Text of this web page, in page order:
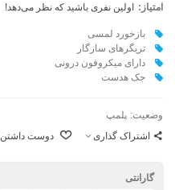
امتیاز: اولین نفری باشید که نظر می‌دهد!
بازخورد لمسی
تریگرهای سازگار
دارای میکروفون درونی
جک هدست
وضعیت: پلمپ
اشتراک گذاری
دوست داشتن
گارانتی